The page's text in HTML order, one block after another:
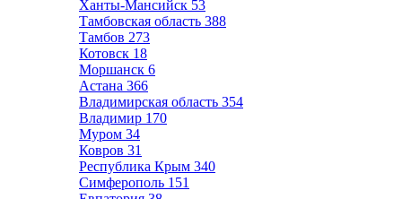
Ханты-Мансийск 53
Тамбовская область 388
Тамбов 273
Котовск 18
Моршанск 6
Астана 366
Владимирская область 354
Владимир 170
Муром 34
Ковров 31
Республика Крым 340
Симферополь 151